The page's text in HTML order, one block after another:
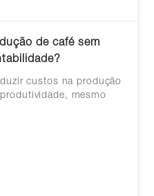
de café sem
custos na produção
mesmo